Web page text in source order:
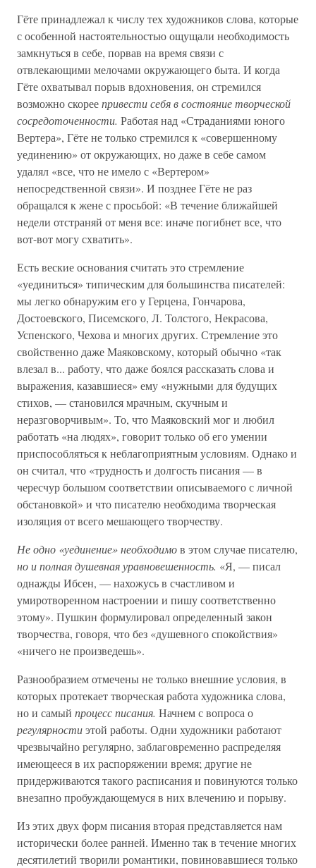
Гёте принадлежал к числу тех художников слова, которые
с особенной настоятельностью ощущали необходимость
замкнуться в себе, порвав на время связи с
отвлекающими мелочами окружающего быта. И когда
Гёте охватывал порыв вдохновения, он стремился
возможно скореепривести себя в состояние творческой
сосредоточенности. Работая над «Страданиями юного
Вертера», Гёте не только стремился к «совершенному
уединению» от окружающих, но даже в себе самом
удалял «все, что не имело с «Вертером»
непосредственной связи». И позднее Гёте не раз
обращался к жене с просьбой: «В течение ближайшей
недели отстраняй от меня все: иначе погибнет все, что
вот-вот могу схватить».
Есть веские основания считать это стремление
«уединиться» типическим для большинства писателей:
мы легко обнаружим его у Герцена, Гончарова,
Достоевского, Писемского, Л. Толстого, Некрасова,
Успенского, Чехова и многих других. Стремление это
свойственно даже Маяковскому, который обычно «так
влезал в... работу, что даже боялся рассказать слова и
выражения, казавшиеся» ему «нужными для будущих
стихов, — становился мрачным, скучным и
неразговорчивым». То, что Маяковский мог и любил
работать «на людях», говорит только об его умении
приспособляться к неблагоприятным условиям. Однако и
он считал, что «трудность и долгость писания — в
чересчур большом соответствии описываемого с личной
обстановкой» и что писателю необходима творческая
изоляция от всего мешающего творчеству.
Не одно «уединение» необходимов этом случае писателю,
но и полная душевная уравновешенность. «Я, — писал
однажды Ибсен, — нахожусь в счастливом и
умиротворенном настроении и пишу соответственно
этому». Пушкин формулировал определенный закон
творчества, говоря, что без «душевного спокойствия»
«ничего не произведешь».
Разнообразием отмечены не только внешние условия, в
которых протекает творческая работа художника слова,
но и самый процесс писания. Начнем с вопроса о
регулярностиэтой работы. Одни художники работают
чрезвычайно регулярно, заблаговременно распределяя
имеющееся в их распоряжении время; другие не
придерживаются такого расписания и повинуются только
внезапно пробуждающемуся в них влечению и порыву.
Из этих двух форм писания вторая представляется нам
исторически более ранней. Именно так в течение многих
десятилетий творили романтики, повиновавшиеся только